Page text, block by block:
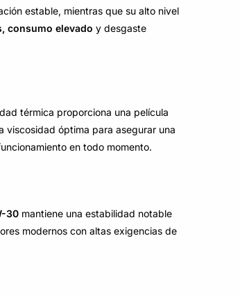
estable, mientras que su alto nivel
consumo elevado y desgaste
térmica proporciona una película
viscosidad óptima para asegurar una
en todo momento.
30 mantiene una estabilidad notable
modernos con altas exigencias de